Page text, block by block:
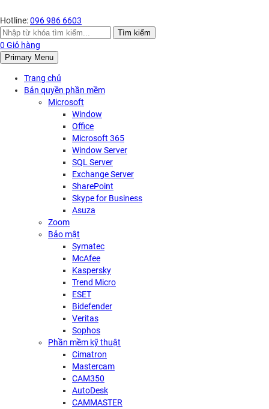
Hotline:096 986 6603
Search
for:
Tìm kiếm
0 Giỏ hàng
Primary Menu
Trang chủ
Bản quyền phần mềm
Microsoft
Window
Office
Microsoft 365
Window Server
SQL Server
Exchange Server
SharePoint
Skype for Business
Asuza
Zoom
Bảo mật
Symatec
McAfee
Kaspersky
Trend Micro
ESET
Bidefender
Veritas
Sophos
Phần mềm kỹ thuật
Cimatron
Mastercam
CAM350
AutoDesk
CAMMASTER